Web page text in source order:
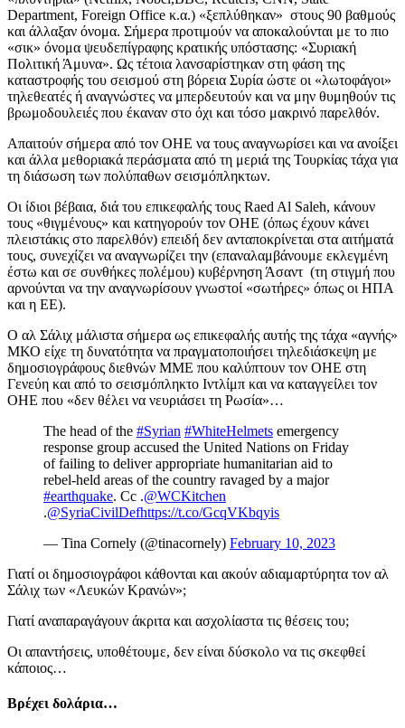
Department, Foreign Office κ.α.) «ξεπλύθηκαν» στους 90 βαθμούς
και άλλαξαν όνομα. Σήμερα προτιμούν να αποκαλούνται με το πιο
«σικ» όνομα ψευδεπίγραφης κρατικής υπόστασης: «Συριακή
Πολιτική Άμυνα». Ως τέτοια λανσαρίστηκαν στη φάση της
καταστροφής του σεισμού στη βόρεια Συρία ώστε οι «λωτοφάγοι»
τηλεθεατές ή αναγνώστες να μπερδευτούν και να μην θυμηθούν τις
βρωμοδουλειές που έκαναν στο όχι και τόσο μακρινό παρελθόν.
Απαιτούν σήμερα από τον ΟΗΕ να τους αναγνωρίσει και να ανοίξει
και άλλα μεθοριακά περάσματα από τη μεριά της Τουρκίας τάχα για
τη διάσωση των πολύπαθων σεισμόπληκτων.
Οι ίδιοι βέβαια, διά του επικεφαλής τους Raed Al Saleh, κάνουν
τους «θιγμένους» και κατηγορούν τον ΟΗΕ (όπως έχουν κάνει
πλειστάκις στο παρελθόν) επειδή δεν ανταποκρίνεται στα αιτήματά
τους, συνεχίζει να αναγνωρίζει την (επαναλαμβάνουμε εκλεγμένη
έστω και σε συνθήκες πολέμου) κυβέρνηση Άσαντ (τη στιγμή που
αρνούνται να την αναγνωρίσουν γνωστοί «σωτήρες» όπως οι ΗΠΑ
και η ΕΕ).
Ο αλ Σάλιχ μάλιστα σήμερα ως επικεφαλής αυτής της τάχα «αγνής»
ΜΚΟ είχε τη δυνατότητα να πραγματοποιήσει τηλεδιάσκεψη με
δημοσιογράφους διεθνών ΜΜΕ που καλύπτουν τον ΟΗΕ στη
Γενεύη και από το σεισμόπληκτο Ιντλίμπ και να καταγγείλει τον
ΟΗΕ που «δεν θέλει να νευριάσει τη Ρωσία»…
The head of the #Syrian #WhiteHelmets emergency
response group accused the United Nations on Friday
of failing to deliver appropriate humanitarian aid to
rebel-held areas of the country ravaged by a major
#earthquake. Cc .@WCKitchen
.@SyriaCivilDefhttps://t.co/GcqVKbqyis
— Tina Cornely (@tinacornely) February 10, 2023
Γιατί οι δημοσιογράφοι κάθονται και ακούν αδιαμαρτύρητα τον αλ
Σάλιχ των «Λευκών Κρανών»;
Γιατί αναπαραγάγουν άκριτα και ασχολίαστα τις θέσεις του;
Οι απαντήσεις, υποθέτουμε, δεν είναι δύσκολο να τις σκεφθεί
κάποιος…
Βρέχει δολάρια…